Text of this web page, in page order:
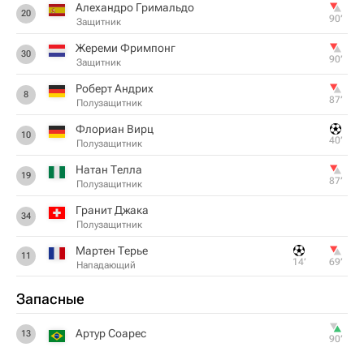
20 Алехандро Гримальдо
Защитник 90‎’‎
30 Жереми Фримпонг
Защитник 90‎’‎
8 Роберт Андрих
Полузащитник 87‎’‎
10 Флориан Вирц
Полузащитник 40‎’‎
19 Натан Телла
Полузащитник 87‎’‎
34 Гранит Джака
Полузащитник
11 Мартен Терье
Нападающий 14‎’‎ 69‎’‎
Запасные
13 Артур Соарес 90‎’‎